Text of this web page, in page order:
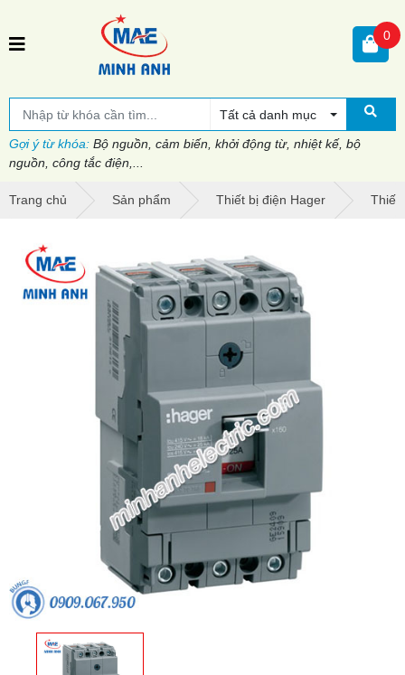
Tất cả danh mục
Gợi ý từ khóa: Bộ nguồn, cảm biến, khởi động từ, nhiệt kế, bộ
nguồn, công tắc điện,...
0
Trang chủ Sản phẩm Thiết bị điện Hager Thiết